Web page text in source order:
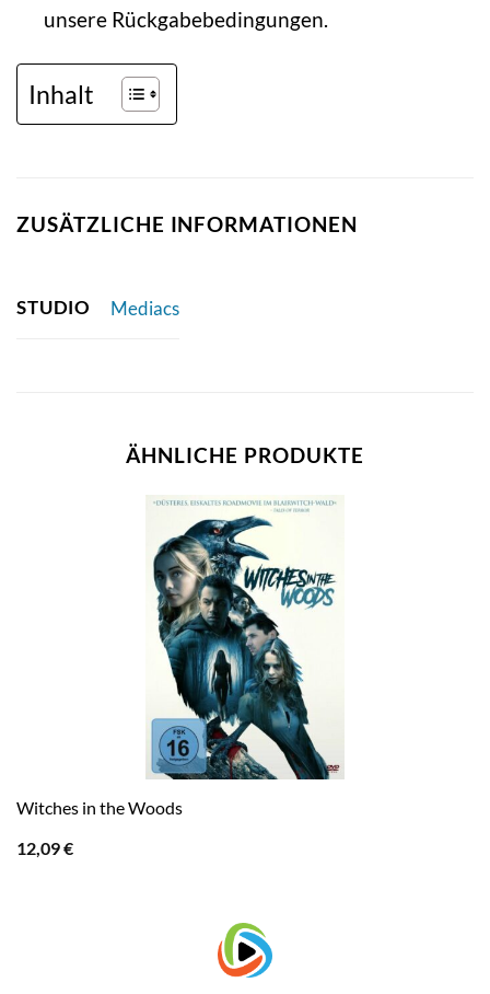
unsere Rückgabebedingungen.
Inhalt
ZUSÄTZLICHE INFORMATIONEN
STUDIO Mediacs
ÄHNLICHE PRODUKTE
Witches in the Woods
12,09€